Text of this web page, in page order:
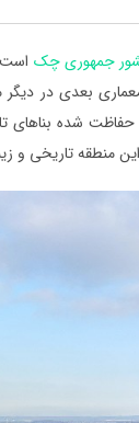
جمهوری چک
‌های معماری بعدی
یک منطقه حفاظت
منطقه تاریخی و